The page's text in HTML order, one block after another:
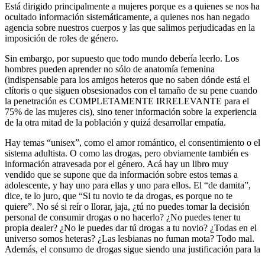
Está dirigido principalmente a mujeres porque es a quienes se nos ha
ocultado información sistemáticamente, a quienes nos han negado
agencia sobre nuestros cuerpos y las que salimos perjudicadas en la
imposición de roles de género.
Sin embargo, por supuesto que todo mundo debería leerlo. Los
hombres pueden aprender no sólo de anatomía femenina
(indispensable para los amigos heteros que no saben dónde está el
clítoris o que siguen obsesionados con el tamaño de su pene cuando
la penetración es COMPLETAMENTE IRRELEVANTE para el
75% de las mujeres cis), sino tener información sobre la experiencia
de la otra mitad de la población y quizá desarrollar empatía.
Hay temas “unisex”, como el amor romántico, el consentimiento o el
sistema adultista. O como las drogas, pero obviamente también es
información atravesada por el género. Acá hay un libro muy
vendido que se supone que da información sobre estos temas a
adolescente, y hay uno para ellas y uno para ellos. El “de damita”,
dice, te lo juro, que “Si tu novio te da drogas, es porque no te
quiere”. No sé si reír o llorar, jaja, ¿tú no puedes tomar la decisión
personal de consumir drogas o no hacerlo? ¿No puedes tener tu
propia dealer? ¿No le puedes dar tú drogas a tu novio? ¿Todas en el
universo somos heteras? ¿Las lesbianas no fuman mota? Todo mal.
Además, el consumo de drogas sigue siendo una justificación para la